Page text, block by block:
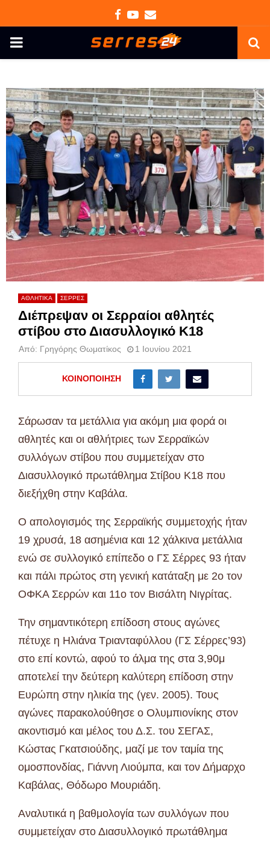
Facebook
Youtube
Email
PRIMARY
ΑΘΛΗΤΙΚΑ ΣΕΡΡΕΣ
Διέπρεψαν οι Σερραίοι αθλητές
στίβου στο Διασυλλογικό Κ18
Από: Γρηγόρης Θωματίκος 1 Ιουνίου 2021
ΚΟΙΝΟΠΟΊΗΣΗ
Σάρωσαν τα μετάλλια για ακόμη μια φορά οι
αθλητές και οι αθλήτριες των Σερραϊκών
συλλόγων στίβου που συμμετείχαν στο
Διασυλλογικό πρωτάθλημα Στίβου Κ18 που
διεξήχθη στην Καβάλα.
Ο απολογισμός της Σερραϊκής συμμετοχής ήταν
19 χρυσά, 18 ασημένια και 12 χάλκινα μετάλλια
ενώ σε συλλογικό επίπεδο ο ΓΣ Σέρρες 93 ήταν
και πάλι πρώτος στη γενική κατάταξη με 2ο τον
ΟΦΚΑ Σερρών και 11ο τον Βισάλτη Νιγρίτας.
Την σημαντικότερη επίδοση στους αγώνες
πέτυχε η Ηλιάνα Τριανταφύλλου (ΓΣ Σέρρες’93)
στο επί κοντώ, αφού το άλμα της στα 3,90μ
αποτελεί την δεύτερη καλύτερη επίδοση στην
Ευρώπη στην ηλικία της (γεν. 2005). Τους
αγώνες παρακολούθησε ο Ολυμπιονίκης στον
ακοντισμό και μέλος του Δ.Σ. του ΣΕΓΑΣ,
Κώστας Γκατσιούδης, μαζί με τον ταμία της
ομοσπονδίας, Γιάννη Λιούμπα, και τον Δήμαρχο
Καβάλας, Θόδωρο Μουριάδη.
Αναλυτικά η βαθμολογία των συλλόγων που
συμμετείχαν στο Διασυλλογικό πρωτάθλημα